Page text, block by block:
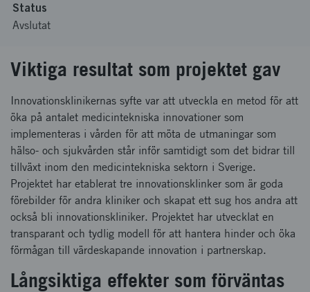
Status
Avslutat
Viktiga resultat som projektet gav
Innovationsklinikernas syfte var att utveckla en metod för att
öka på antalet medicintekniska innovationer som
implementeras i vården för att möta de utmaningar som
hälso- och sjukvården står inför samtidigt som det bidrar till
tillväxt inom den medicintekniska sektorn i Sverige.
Projektet har etablerat tre innovationsklinker som är goda
förebilder för andra kliniker och skapat ett sug hos andra att
också bli innovationskliniker. Projektet har utvecklat en
transparant och tydlig modell för att hantera hinder och öka
förmågan till värdeskapande innovation i partnerskap.
Långsiktiga effekter som förväntas